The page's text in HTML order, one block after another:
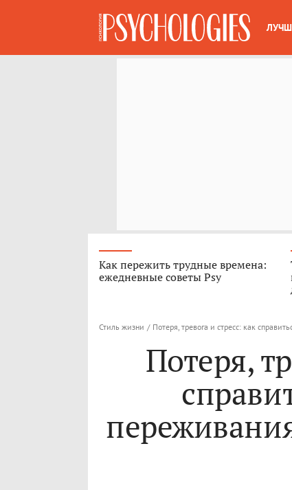
Как пережить трудные времена:
ежедневные советы Psy
Стиль жизни / Потеря, тревога и стресс: как
Потеря,